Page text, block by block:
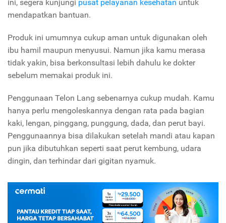
ini, segera kunjungi pusat pelayanan kesehatan untuk
mendapatkan bantuan.
Produk ini umumnya cukup aman untuk digunakan oleh
ibu hamil maupun menyusui. Namun jika kamu merasa
tidak yakin, bisa berkonsultasi lebih dahulu ke dokter
sebelum memakai produk ini.
Penggunaan Telon Lang sebenarnya cukup mudah. Kamu
hanya perlu mengoleskannya dengan rata pada bagian
kaki, lengan, pinggang, punggung, dada, dan perut bayi.
Penggunaannya bisa dilakukan setelah mandi atau kapan
pun jika dibutuhkan seperti saat perut kembung, udara
dingin, dan terhindar dari gigitan nyamuk.